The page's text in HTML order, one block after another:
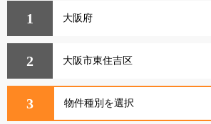
1
2
3